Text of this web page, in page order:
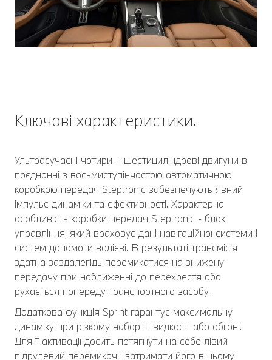
Ключові характеристики.
Ультрасучасні чотири- і шестициліндрові двигуни в
поєднанні з восьмиступінчастою автоматичною
коробкою передач Steptronic забезпечують явний
імпульс динаміки та ефективності. Характерна
особливість коробки передач Steptronic - блок
управління, який враховує дані навігаційної системи і
систем допомоги водієві. В результаті трансмісія
здатна заздалегідь перемикатися на знижену
передачу при наближенні до перехрестя або
рухається попереду транспортного засобу.
Додаткова функція Sprint гарантує максимальну
динаміку при різкому наборі швидкості або обгоні.
Для її активації досить потягнути на себе лівий
підрулевий перемикач і затримати його в цьому